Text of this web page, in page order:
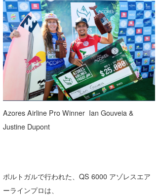
Azores Airline Pro Winner Ian Gouveia &
Justine Dupont
ポルトガルで行われた、QS 6000 アゾレスエア
ーラインプロは、